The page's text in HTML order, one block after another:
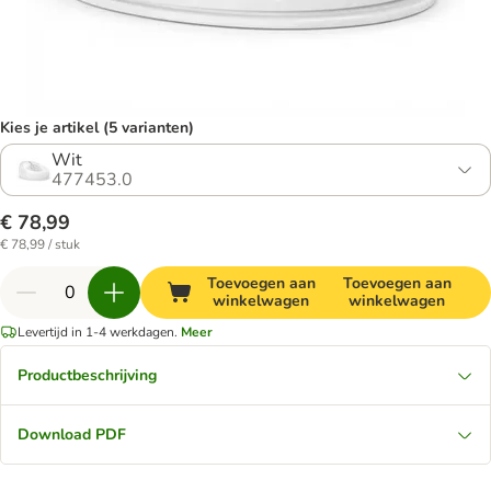
Kies je artikel (5 varianten)
Wit
477453.0
€ 78,99
€ 78,99 / stuk
Toevoegen aan
winkelwagen
Toevoegen aan
winkelwagen
Levertijd in 1-4 werkdagen. Meer
Productbeschrijving
Download PDF